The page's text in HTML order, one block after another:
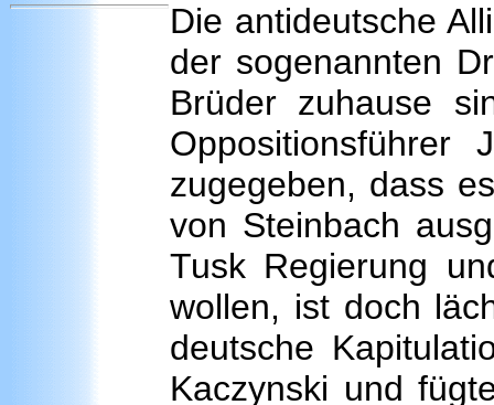
Die antideutsche
der sogenannten
Brüder zuhause
Oppositionsführer
zugegeben, dass
von Steinbach
Tusk Regierung
wollen, ist doch
deutsche
Kaczynski und